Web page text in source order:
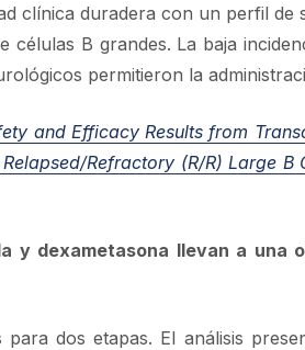
clínica duradera con un perfil de
células B grandes. La baja
permitieron la
and Efficacy Results from
Refractory (R/R) Large B
y dexametasona llevan a una
dos etapas. El análisis